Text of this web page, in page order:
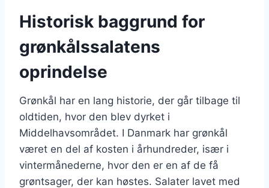
Historisk baggrund for
grønkålssalatens
oprindelse
Grønkål har en lang historie, der går tilbage til
oldtiden, hvor den blev dyrket i
Middelhavsområdet. I Danmark har grønkål
været en del af kosten i århundreder, især i
vintermånederne, hvor den er en af de få
grøntsager, der kan høstes. Salater lavet med